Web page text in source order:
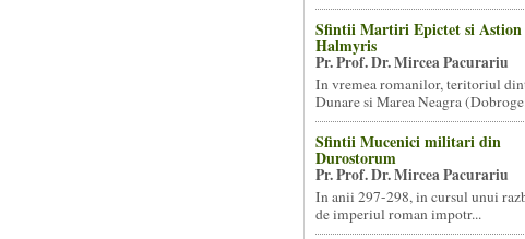
Sfintii Martiri Epictet si
Halmyris
Pr. Prof. Dr. Mircea Pacurariu
In vremea romanilor, teritoriul
Dunare si Marea Neagra
Sfintii Mucenici militari din
Durostorum
Pr. Prof. Dr. Mircea Pacurariu
In anii 297-298, in cursul unui
de imperiul roman impotr...